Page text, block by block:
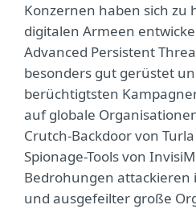
Konzernen haben sich zu
digitalen Armeen
Advanced Persistent
besonders gut gerüstet
berüchtigtsten
auf globale
Crutch-Backdoor von
Spionage-Tools von
Bedrohungen
und ausgefeilter große